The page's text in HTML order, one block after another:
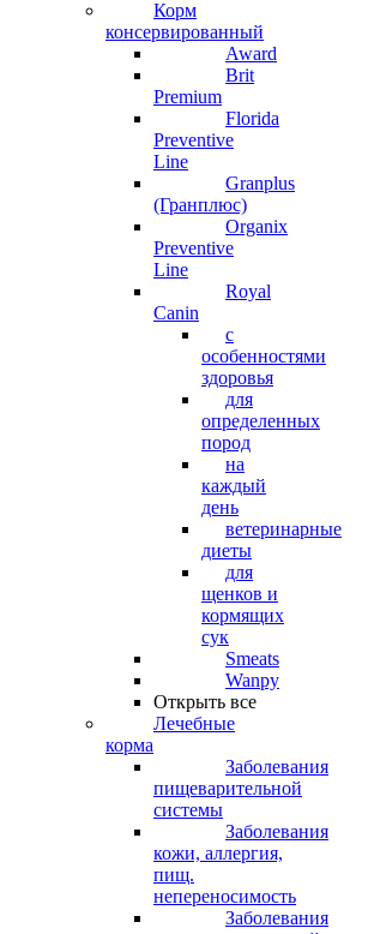
Корм
консервированный
Award
Brit
Premium
Florida
Preventive
Line
Granplus
(Гранплюс)
Organix
Preventive
Line
Royal
Canin
с
особенностями
здоровья
для
определенных
пород
на
каждый
день
ветеринарные
диеты
для
щенков и
кормящих
сук
Smeats
Wanpy
Открыть все
Лечебные
корма
Заболевания
пищеварительной
системы
Заболевания
кожи, аллергия,
пищ.
непереносимость
Заболевания